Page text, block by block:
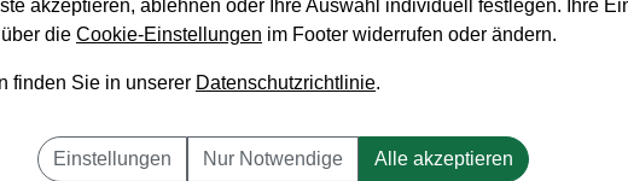
und Liegenlassen geeignet?
akzeptieren, ablehnen oder Ihre Auswahl individuell festlegen. Ihre
die Cookie-Einstellungen im Footer widerrufen oder ändern.
finden Sie in unserer Datenschutzrichtlinie.
Einstellungen Nur Notwendige Alle akzeptieren